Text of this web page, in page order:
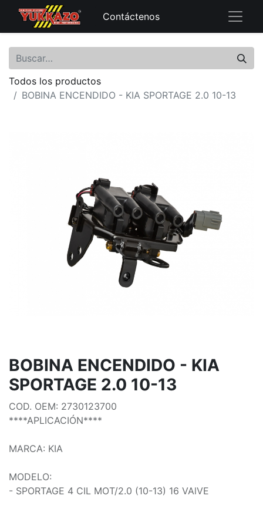
Contáctenos
Todos los productos
BOBINA ENCENDIDO - KIA SPORTAGE 2.0 10-13
BOBINA ENCENDIDO - KIA
SPORTAGE 2.0 10-13
COD. OEM: 2730123700
****APLICACIÓN****
MARCA: KIA
MODELO:
- SPORTAGE 4 CIL MOT/2.0 (10-13) 16 VAlVE